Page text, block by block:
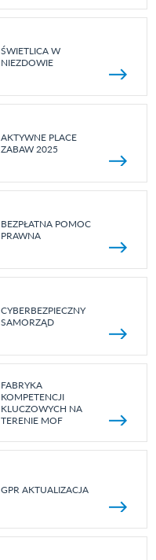
ŚWIETLICA W
NIEZDOWIE
AKTYWNE PLACE
ZABAW 2025
BEZPŁATNA POMOC
PRAWNA
CYBERBEZPIECZNY
SAMORZĄD
FABRYKA
KOMPETENCJI
KLUCZOWYCH NA
TERENIE MOF
GPR AKTUALIZACJA